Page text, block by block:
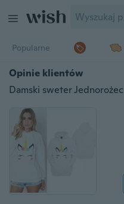
Popularne
Opinie klientów